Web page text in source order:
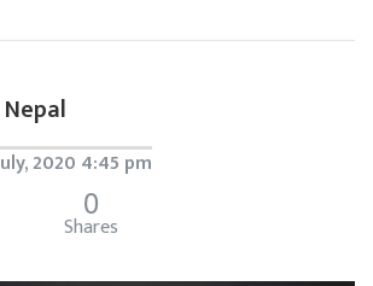
2020 4:45 pm
0
Shares